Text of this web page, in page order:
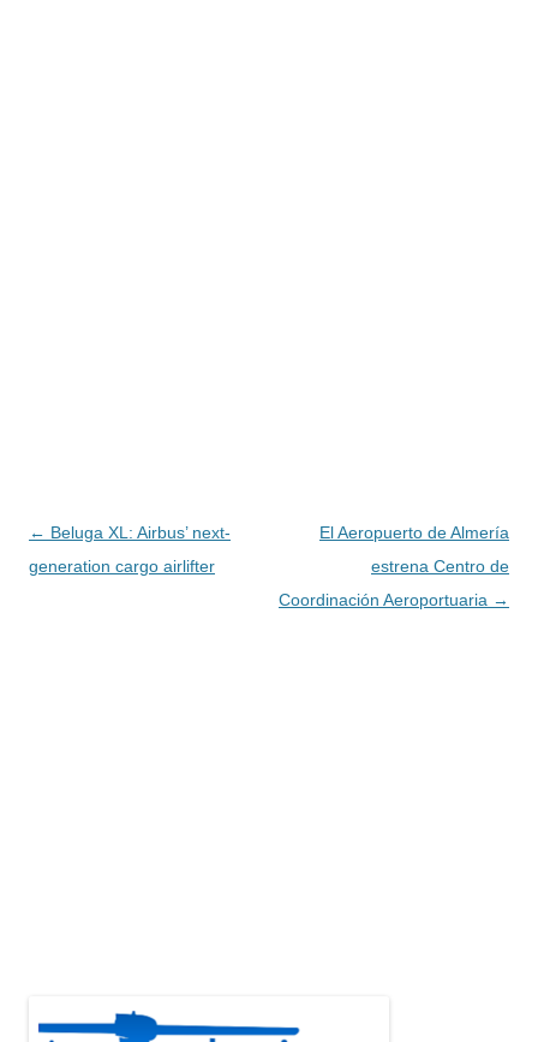
Navegación
de
← Beluga XL: Airbus’ next-
generation cargo airlifter
El Aeropuerto de Almería
estrena Centro de
Coordinación Aeroportuaria →